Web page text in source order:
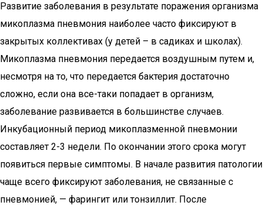
Развитие заболевания в результате поражения организма
микоплазма пневмония наиболее часто фиксируют в
закрытых коллективах (у детей – в садиках и школах).
Микоплазма пневмония передается воздушным путем и,
несмотря на то, что передается бактерия достаточно
сложно, если она все-таки попадает в организм,
заболевание развивается в большинстве случаев.
Инкубационный период микоплазменной пневмонии
составляет 2-3 недели. По окончании этого срока могут
появиться первые симптомы. В начале развития патологии
чаще всего фиксируют заболевания, не связанные с
пневмонией, — фарингит или тонзиллит. После